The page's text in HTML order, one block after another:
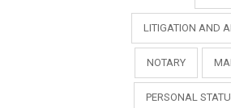
LITIGATION AND
NOTARY
PERSONAL